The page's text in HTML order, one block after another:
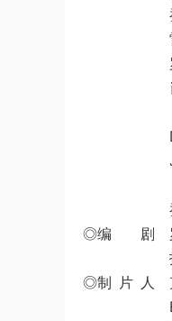
乔·乔
雷吉纳·
罗伯特·
肖恩·
Dave
Josh
Kai
乔纳·
◎编 剧 罗伯
托马斯·
◎制 片 人
Ellen